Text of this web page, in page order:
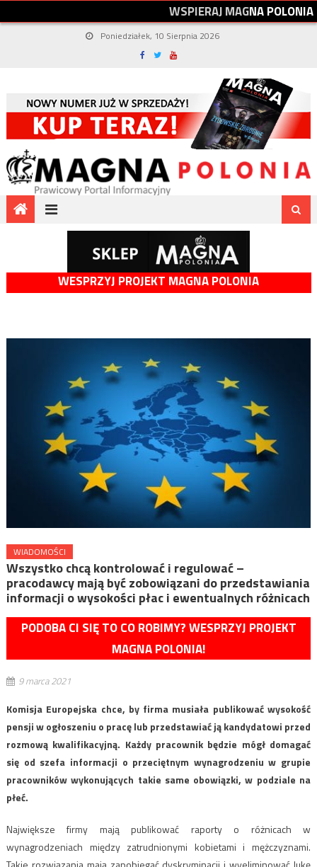
WSPIERAJMAGNAPOLONIA
Poniedziałek, 10 Sierpnia 2026
WESPRZYJ PROJEKT MAGNA POLONIA
WIADOMOŚCI
Wszystko chcą kontrolować i regulować –
pracodawcy mają być zobowiązani do przedstawiania
informacji o wysokości płac i ewentualnych różnicach
PODOBA CI SIĘ TO CO ROBIMY? WESPRZYJ PROJEKT
MAGNA POLONIA!
9 marca 2021
Komisja Europejska chce, by firma musiała publikować wysokość
pensji w ogłoszeniu o pracę lub przedstawiać ją kandydatowi przed
rozmową kwalifikacyjną. Każdy pracownik będzie mógł domagać
się od szefa informacji o przeciętnym wynagrodzeniu w grupie
pracowników wykonujących takie same obowiązki, w podziale na
płeć.
Największe firmy mają publikować raporty o różnicach w
wynagrodzeniach między zatrudnionymi kobietami i mężczyznami.